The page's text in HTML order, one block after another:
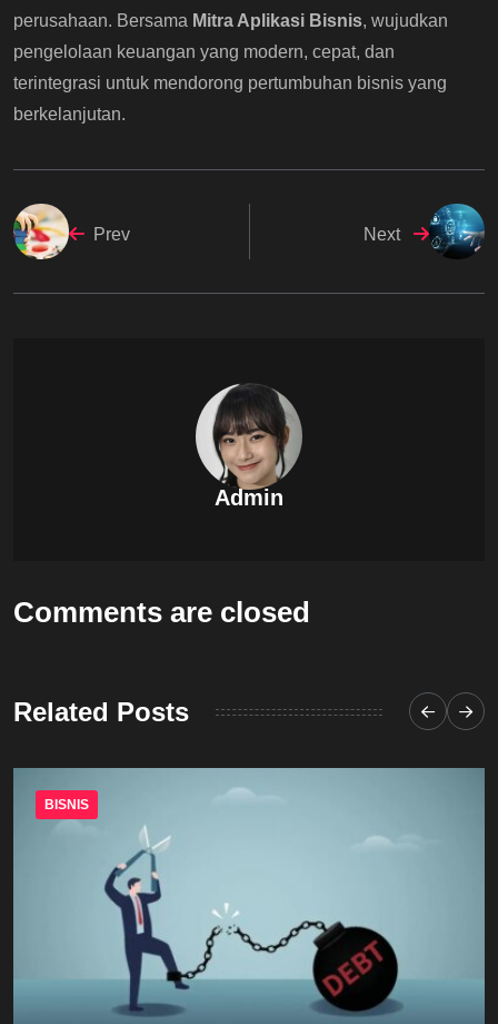
perusahaan. Bersama Mitra Aplikasi Bisnis, wujudkan
pengelolaan keuangan yang modern, cepat, dan
terintegrasi untuk mendorong pertumbuhan bisnis yang
berkelanjutan.
Prev Next
Admin
Comments are closed
Related Posts
BISNIS